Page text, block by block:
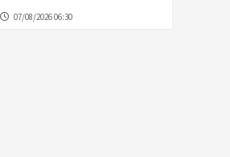
07/08/2026 06:30